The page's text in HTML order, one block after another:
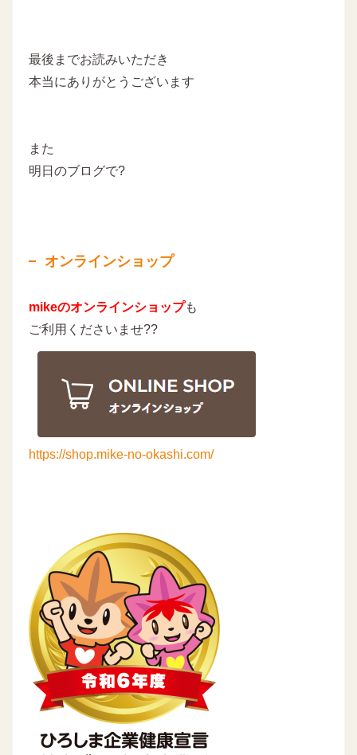
最後までお読みいただき
本当にありがとうございます
また
明日のブログで?
オンラインショップ
mikeのオンラインショップも
ご利用くださいませ??
https://shop.mike-no-okashi.com/